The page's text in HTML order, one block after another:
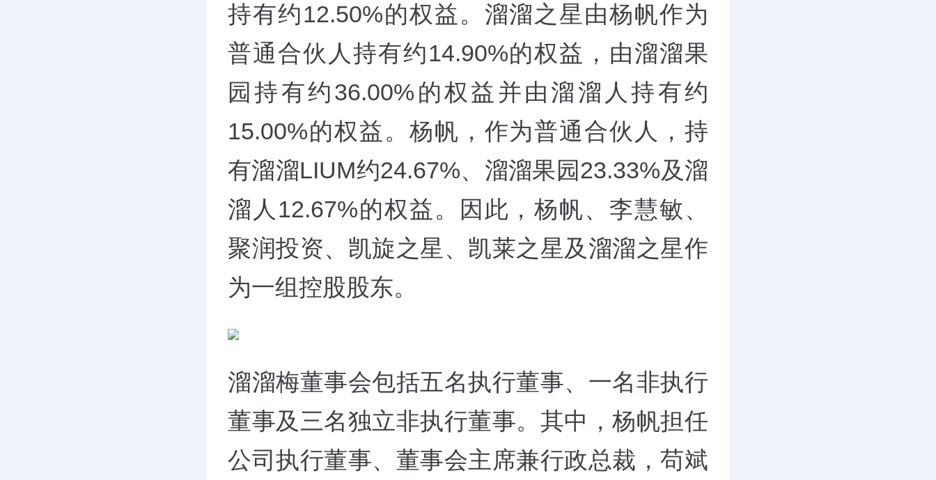
持有约12.50%的权益。溜溜之星由杨帆作为
普通合伙人持有约14.90%的权益，由溜溜果
园持有约36.00%的权益并由溜溜人持有约
15.00%的权益。杨帆，作为普通合伙人，持
有溜溜LIUM约24.67%、溜溜果园23.33%及溜
溜人12.67%的权益。因此，杨帆、李慧敏、
聚润投资、凯旋之星、凯莱之星及溜溜之星作
为一组控股股东。
溜溜梅董事会包括五名执行董事、一名非执行
董事及三名独立非执行董事。其中，杨帆担任
公司执行董事、董事会主席兼行政总裁，苟斌